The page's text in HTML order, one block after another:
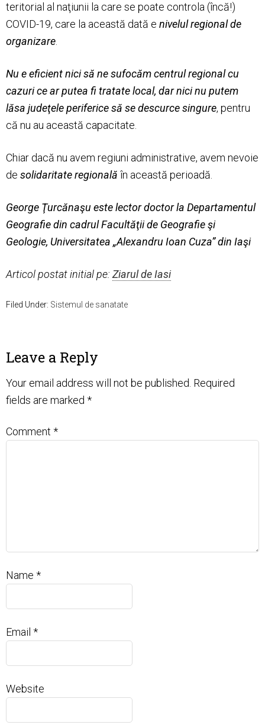
teritorial al naţiunii la care se poate controla (încă!)
COVID-19, care la această dată e nivelul regional de
organizare
Nu e eficient nici să ne sufocăm centrul regional cu
cazuri ce ar putea fi tratate local, dar nici nu putem
lăsa judeţele periferice să se descurce singure, pentru
că nu au această capacitate.
Chiar dacă nu avem regiuni administrative, avem nevoie
de solidaritate regională în această perioadă.
George Ţurcănaşu este lector doctor la Departamentul
Geografie din cadrul Facultăţii de Geografie şi
Geologie, Universitatea „Alexandru Ioan Cuza” din Iaşi
Articol postat initial pe: Ziarul de Iasi
Filed Under: Sistemul de sanatate
Leave a Reply
Your email address will not be published. Required
fields are marked *
Comment *
Name *
Email *
Website